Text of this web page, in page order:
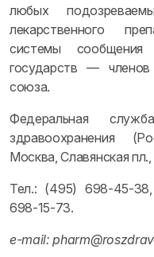
любых
лекарственного
системы сообщения
государств — членов
союза.
Федеральная
здравоохранения
Москва, Славянская пл.,
Тел.: (495) 698-45-
698-15-73.
e-mail: